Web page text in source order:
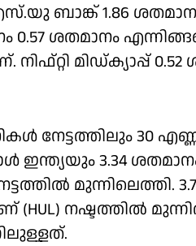
ബാങ്ക് 1.86
ശതമാനം
നിഫ്റ്റി മിഡ്ക്യാപ്പ്
നേട്ടത്തിലും 30
ഇന്ത്യയും 3.34
മുന്നിലെത്തി.
നഷ്ടത്തില്‍